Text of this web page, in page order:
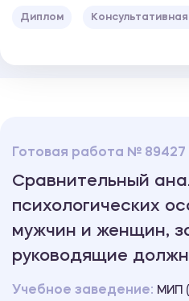
Диплом
Готовая работа № 89427
Сравнительный
психологических
мужчин и женщин,
руководящие
Учебное заведение: МИП